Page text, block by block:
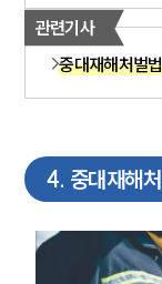
관련기사
중대재해처벌
4. 중대재해